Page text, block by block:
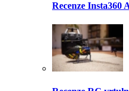
Recenze Insta360